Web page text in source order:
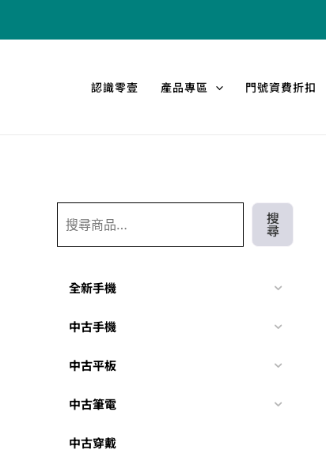
認識零壹 產品專區 門號資費折扣
尋
搜
尋
全新手機
中古手機
中古平板
中古筆電
中古穿戴